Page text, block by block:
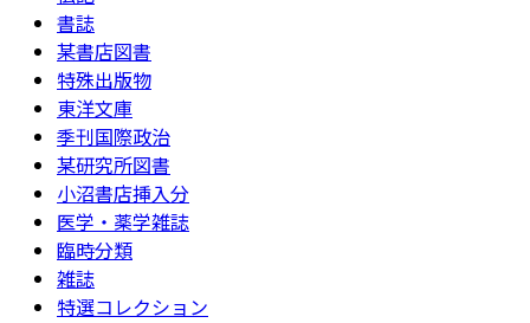
書誌
某書店図書
特殊出版物
東洋文庫
季刊国際政治
某研究所図書
小沼書店挿入分
医学・薬学雑誌
臨時分類
雑誌
特選コレクション